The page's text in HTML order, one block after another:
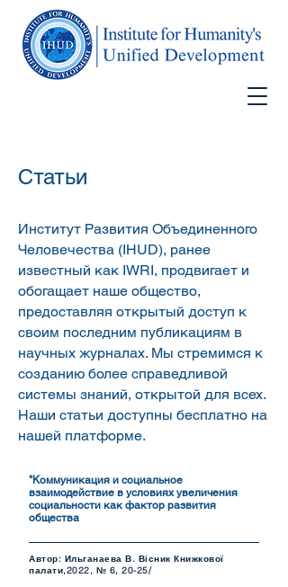
Статьи
Институт Развития Объединенного
Человечества (IHUD), ранее
известный как IWRI, продвигает и
обогащает наше общество,
предоставляя открытый доступ к
своим последним публикациям в
научных журналах. Мы стремимся к
созданию более справедливой
системы знаний, открытой для всех.
Наши статьи доступны бесплатно на
нашей платформе.
"Коммуникация и социальное
взаимодействие в условиях увеличения
социальности как фактор развития
общества
Автор: Ильганаева В. Вісник Книжкової
палати,2022, № 6, 20-25/